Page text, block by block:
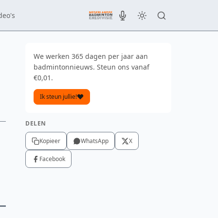
We werken 365 dagen per jaar aan
badmintonnieuws. Steun ons vanaf
€0,01.
Ik steun jullie!
DELEN
Kopieer WhatsApp X
Facebook